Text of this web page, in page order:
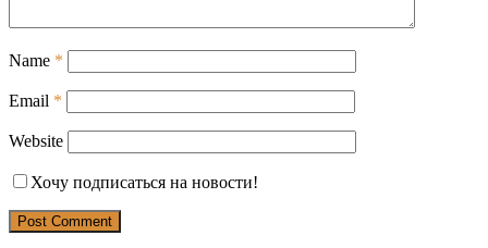
Name *
Email *
Website
Хочу подписаться на новости!